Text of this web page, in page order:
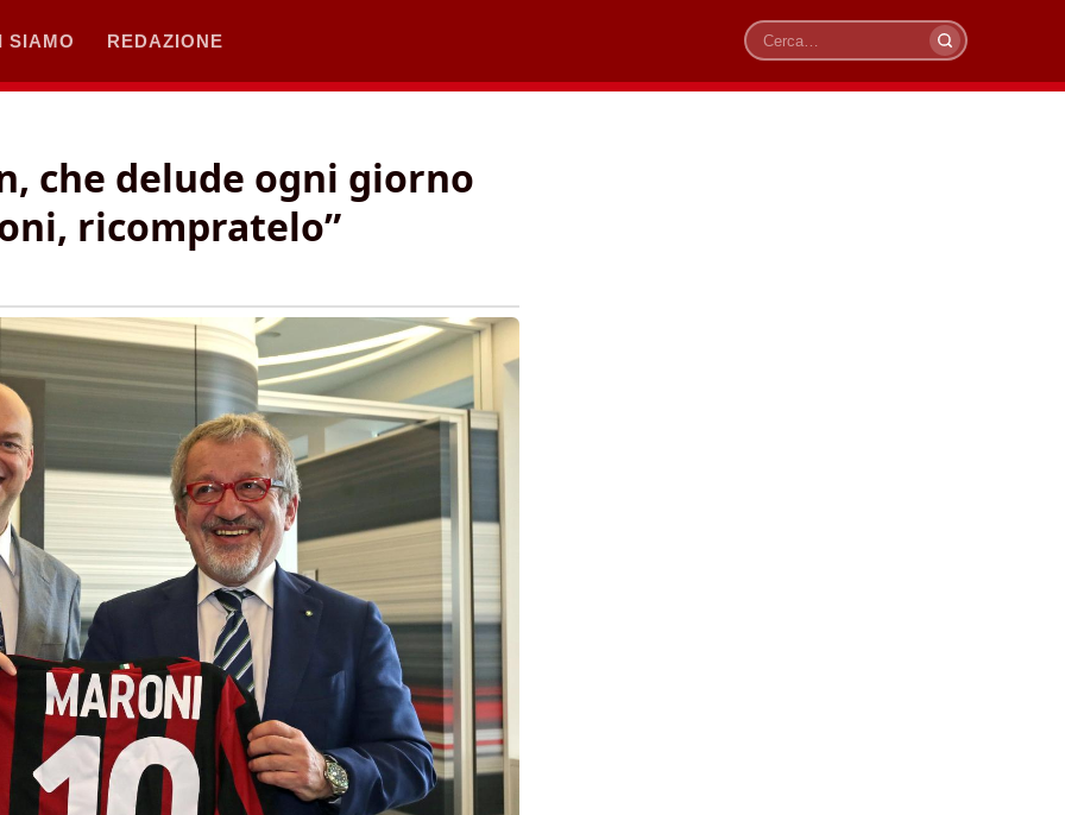
SIAMO REDAZIONE
Cerca
che delude ogni giorno
ricompratelo”